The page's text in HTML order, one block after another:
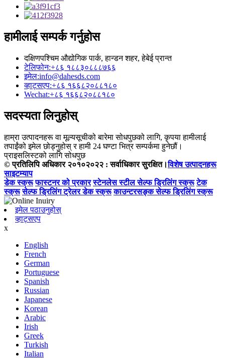
हामीलाई सम्पर्क गर्नुहोस
दक्षिणपश्चिम औद्योगिक पार्क, हान्डन शहर, हेबेई प्रान्त
टेलिफोन:+८६ १८८३०८८८७६६
इमेल:info@dahesds.com
व्हाट्सएप:+८६ १६६८२०८८१८०
Wechat:+८६ १६६८२०८८१८०
सदस्यता लिनुहोस्
हाम्रा उत्पादनहरू वा मूल्यसूचीको बारेमा सोधपुछको लागि, कृपया हामीलाई
तपाईंको इमेल छोड्नुहोस् र हामी 24 घण्टा भित्र सम्पर्कमा हुनेछौं।
प्राइसलिस्टको लागि सोधपुछ
© प्रतिलिपि अधिकार २०१०२०२२ : सर्वाधिकार सुरक्षित।विशेष उत्पादनहरू
साइटम्याप
डेक स्क्रू फास्टनर को प्रकार स्टेनलेस स्टील सेल्फ ड्रिलिंग स्क्रू टेक
स्क्रू सेल्फ ड्रिलिंग ट्रेलर डेक स्क्रू काउन्टरसङ्क सेल्फ ड्रिलिंग स्क्रू
इमेल पठाउनुहोस्
व्हाट्सएप
x
English
French
German
Portuguese
Spanish
Russian
Japanese
Korean
Arabic
Irish
Greek
Turkish
Italian